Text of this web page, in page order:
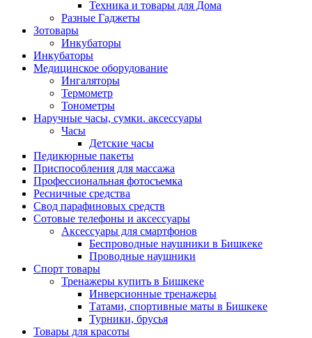
Техника и товары для Дома
Разные Гаджеты
Зотовары
Инкубаторы
Инкубаторы
Медицинское оборудование
Ингаляторы
Термометр
Тонометры
Наручные часы, сумки. аксессуары
Часы
Детские часы
Педикюрные пакеты
Приспособления для массажа
Профессиональная фотосъемка
Ресничные средства
Свод парафиновых средств
Сотовые телефоны и аксессуары
Аксессуары для смартфонов
Беспроводные наушники в Бишкеке
Проводные наушники
Спорт товары
Тренажеры купить в Бишкеке
Инверсионные тренажеры
Татами, спортивные маты в Бишкеке
Турники, брусья
Товары для красоты